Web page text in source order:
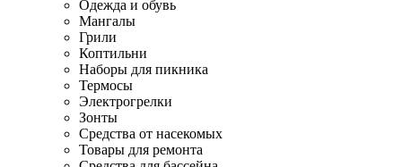
Одежда и обувь
Мангалы
Грили
Коптильни
Наборы для пикника
Термосы
Электрогрелки
Зонты
Средства от насекомых
Товары для ремонта